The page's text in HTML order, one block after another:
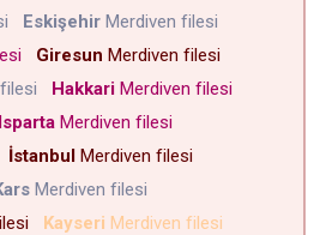
Eskişehir Merdiven filesi
Giresun Merdiven filesi
Hakkari Merdiven filesi
Isparta Merdiven filesi
İstanbul Merdiven filesi
Merdiven filesi
Kayseri Merdiven filesi